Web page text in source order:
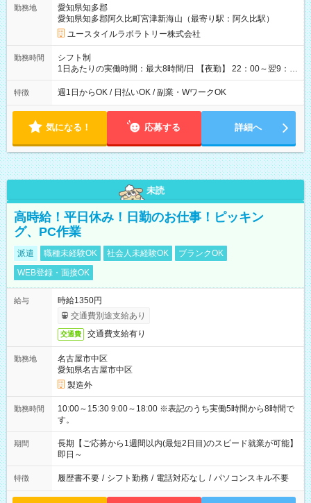
月 ※ 雇用形態と給与に、本採用時と異なる部分があります。 雇
用形態：本採用時と同じです。 給与：時給 1,570円以上
勤務地
愛知県知多郡
愛知県知多郡阿久比町宮津新海山（最寄り駅：阿久比駅）
ユースタイルラボラトリー株式会社
勤務時間
シフト制
1日あたりの実働時間：最大8時間/日 【夜勤】 22：00～翌9：
00 ※週1日～OK ／ 夜勤専従 ＊＊ 勤務時間例 ＊＊ ■22時か
ら翌7時 ■23時から翌8時 ■24時から翌9時 など ※上記の時間
ます。 ※曜日固定（毎週同じ曜日での勤務となります）
特徴 週1日からOK / 日払いOK / 副業・WワークOK
気になる！ 応募する 詳細へ
未読
高時給！平日休み！日勤のお仕事！ピッキン
グ、PC作業
派遣 職種未経験OK 社会人未経験OK
ブランクOK
WEB登録・面接OK
給与
時給1350円
交通費別途支給あり
交通費 交通費支給有り
勤務地
名古屋市中区
愛知県名古屋市中区
製造外
勤務時間
10:00～15:30 9:00～18:00 ※表記のうち実働5時間から8時間で
す。
期間
長期【ご応募から1週間以内(最短2日目)のスピード就業が可能】
即日～
特徴 履歴書不要 / シフト勤務 / 電話対応なし / パソコンスキル不要